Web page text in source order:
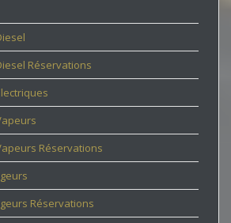
Réservations
Réservations
Réservations